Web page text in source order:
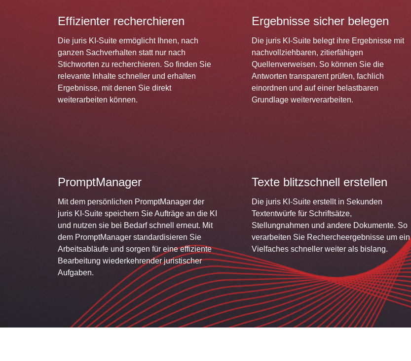
Effizienter recherchieren
Die juris KI-Suite ermöglicht Ihnen, nach
ganzen Sachverhalten statt nur nach
Stichworten zu recherchieren. So finden Sie
relevante Inhalte schneller und erhalten
Ergebnisse, mit denen Sie direkt
weiterarbeiten können.
Ergebnisse sicher belegen
Die juris KI-Suite belegt ihre Ergebnisse mit
nachvollziehbaren, zitierfähigen
Quellenverweisen. So können Sie die
Antworten transparent prüfen, fachlich
einordnen und auf einer belastbaren
Grundlage weiterverarbeiten.
PromptManager
Mit dem persönlichen PromptManager der
juris KI-Suite speichern Sie Aufträge an die KI
und nutzen sie bei Bedarf schnell erneut. Mit
dem PromptManager standardisieren Sie
Arbeitsabläufe und sorgen für eine effiziente
Bearbeitung wiederkehrender juristischer
Aufgaben.
Texte blitzschnell erstellen
Die juris KI-Suite erstellt in Sekunden
Textentwürfe für Schriftsätze,
Stellungnahmen und andere Dokumente. So
verarbeiten Sie Rechercheergebnisse um ein
Vielfaches schneller weiter als bislang.